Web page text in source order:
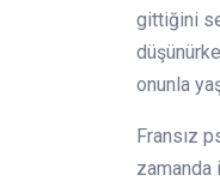
gittiğini
onunla
Fransız
zamanda